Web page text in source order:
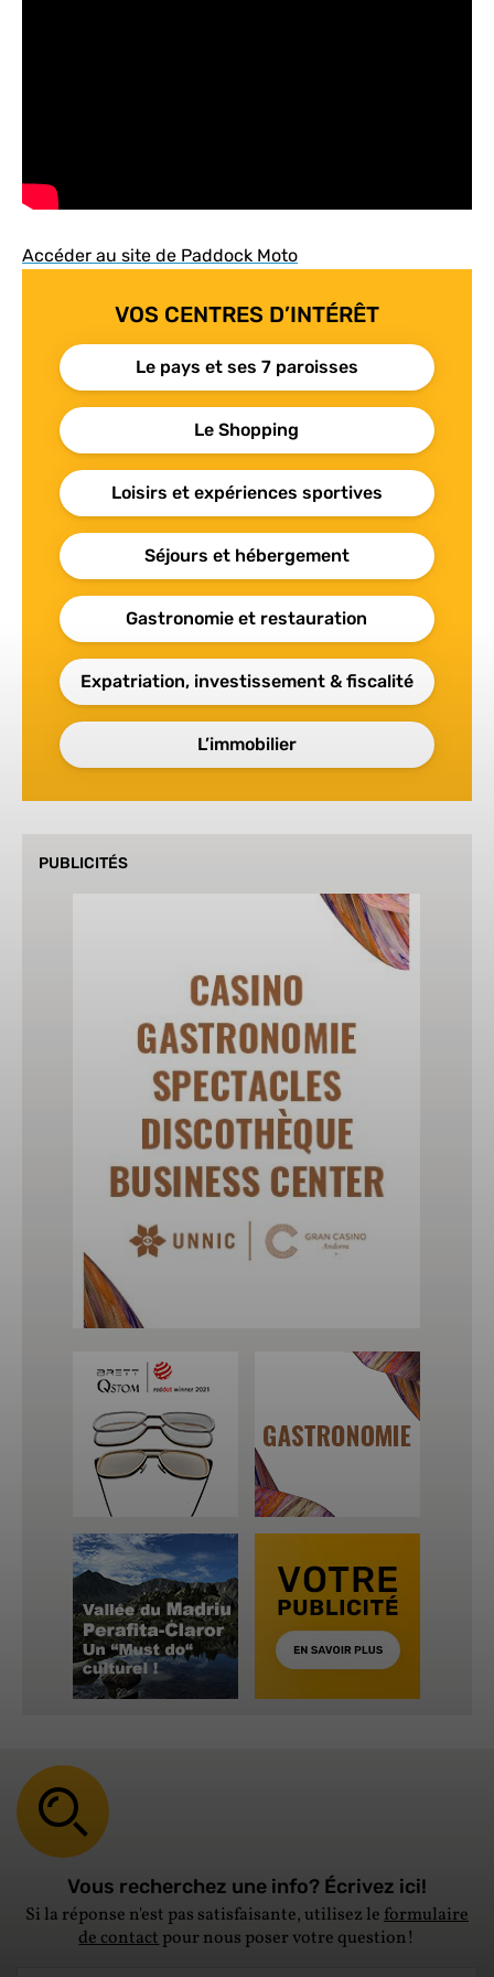
Accéder au site de Paddock Moto
VOS CENTRES D’INTÉRÊT
Le pays et ses 7 paroisses
Le Shopping
Loisirs et expériences sportives
Séjours et hébergement
Gastronomie et restauration
Expatriation, investissement & fiscalité
L’immobilier
PUBLICITÉS
Vous recherchez une info? Écrivez ici!
Si la réponse n'est pas satisfaisante, utilisez leformulaire
de contactpour nous poser votre question!